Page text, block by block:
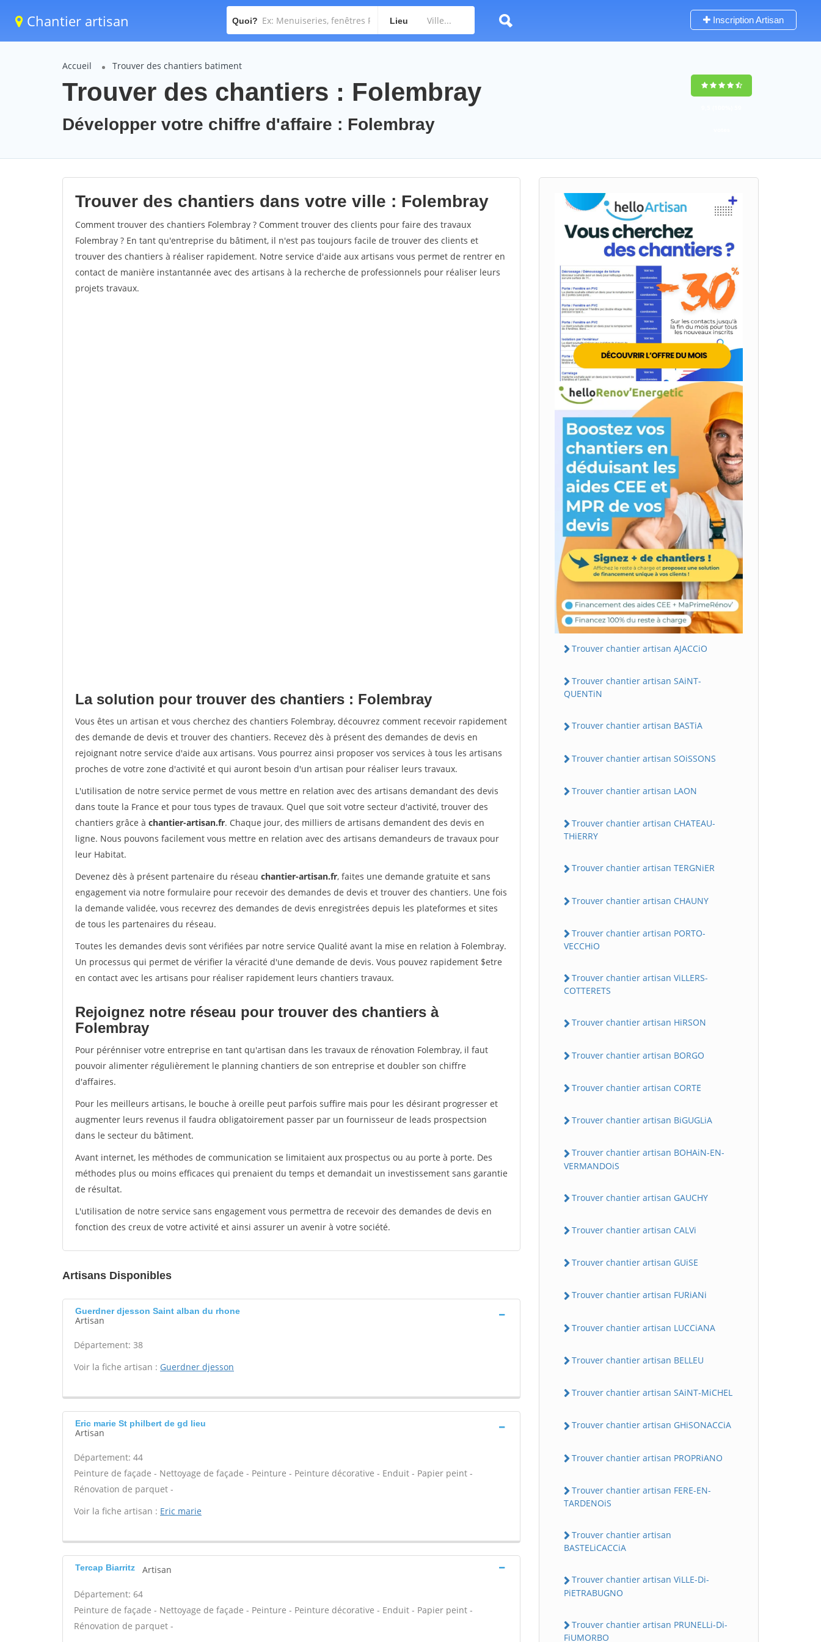
Chantier artisan Quoi? Lieu Inscription Artisan
Accueil Trouver des chantiers batiment
Trouver des chantiers : Folembray
Développer votre chiffre d'affaire : Folembray
Trouver des chantiers dans votre ville : Folembray
Comment trouver des chantiers Folembray ? Comment trouver des clients pour faire des travaux
Folembray ? En tant qu'entreprise du bâtiment, il n'est pas toujours facile de trouver des clients et
trouver des chantiers à réaliser rapidement. Notre service d'aide aux artisans vous permet de rentrer en
contact de manière instantannée avec des artisans à la recherche de professionnels pour réaliser leurs
projets travaux.
La solution pour trouver des chantiers : Folembray
Vous êtes un artisan et vous cherchez des chantiers Folembray, découvrez comment recevoir rapidement
des demande de devis et trouver des chantiers. Recevez dès à présent des demandes de devis en
rejoignant notre service d'aide aux artisans. Vous pourrez ainsi proposer vos services à tous les artisans
proches de votre zone d'activité et qui auront besoin d'un artisan pour réaliser leurs travaux.
L'utilisation de notre service permet de vous mettre en relation avec des artisans demandant des devis
dans toute la France et pour tous types de travaux. Quel que soit votre secteur d'activité, trouver des
chantiers grâce à chantier-artisan.fr. Chaque jour, des milliers de artisans demandent des devis en
ligne. Nous pouvons facilement vous mettre en relation avec des artisans demandeurs de travaux pour
leur Habitat.
Devenez dès à présent partenaire du réseau chantier-artisan.fr, faites une demande gratuite et sans
engagement via notre formulaire pour recevoir des demandes de devis et trouver des chantiers. Une fois
la demande validée, vous recevrez des demandes de devis enregistrées depuis les plateformes et sites
de tous les partenaires du réseau.
Toutes les demandes devis sont vérifiées par notre service Qualité avant la mise en relation à Folembray.
Un processus qui permet de vérifier la véracité d'une demande de devis. Vous pouvez rapidement $etre
en contact avec les artisans pour réaliser rapidement leurs chantiers travaux.
Rejoignez notre réseau pour trouver des chantiers à
Folembray
Pour pérénniser votre entreprise en tant qu'artisan dans les travaux de rénovation Folembray, il faut
pouvoir alimenter régulièrement le planning chantiers de son entreprise et doubler son chiffre
d'affaires.
Pour les meilleurs artisans, le bouche à oreille peut parfois suffire mais pour les désirant progresser et
augmenter leurs revenus il faudra obligatoirement passer par un fournisseur de leads prospectsion
dans le secteur du bâtiment.
Avant internet, les méthodes de communication se limitaient aux prospectus ou au porte à porte. Des
méthodes plus ou moins efficaces qui prenaient du temps et demandait un investissement sans garantie
de résultat.
L'utilisation de notre service sans engagement vous permettra de recevoir des demandes de devis en
fonction des creux de votre activité et ainsi assurer un avenir à votre société.
Artisans Disponibles
Guerdner djesson Saint alban du rhone
Artisan
Département: 38
Voir la fiche artisan : Guerdner djesson
Eric marie St philbert de gd lieu
Artisan
Département: 44
Peinture de façade - Nettoyage de façade - Peinture - Peinture décorative - Enduit - Papier peint -
Rénovation de parquet -
Voir la fiche artisan : Eric marie
Tercap Biarritz Artisan
Département: 64
Peinture de façade - Nettoyage de façade - Peinture - Peinture décorative - Enduit - Papier peint -
Rénovation de parquet -
Trouver chantier artisan AJACCiO
Trouver chantier artisan SAiNT-
QUENTiN
Trouver chantier artisan BASTiA
Trouver chantier artisan SOiSSONS
Trouver chantier artisan LAON
Trouver chantier artisan CHATEAU-
THiERRY
Trouver chantier artisan TERGNiER
Trouver chantier artisan CHAUNY
Trouver chantier artisan PORTO-
VECCHiO
Trouver chantier artisan ViLLERS-
COTTERETS
Trouver chantier artisan HiRSON
Trouver chantier artisan BORGO
Trouver chantier artisan CORTE
Trouver chantier artisan BiGUGLiA
Trouver chantier artisan BOHAiN-EN-
VERMANDOiS
Trouver chantier artisan GAUCHY
Trouver chantier artisan CALVi
Trouver chantier artisan GUiSE
Trouver chantier artisan FURiANi
Trouver chantier artisan LUCCiANA
Trouver chantier artisan BELLEU
Trouver chantier artisan SAiNT-MiCHEL
Trouver chantier artisan GHiSONACCiA
Trouver chantier artisan PROPRiANO
Trouver chantier artisan FERE-EN-
TARDENOiS
Trouver chantier artisan
BASTELiCACCiA
Trouver chantier artisan ViLLE-Di-
PiETRABUGNO
Trouver chantier artisan PRUNELLi-Di-
FiUMORBO